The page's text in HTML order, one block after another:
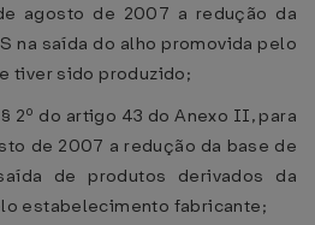
agosto de 2007 a redução da
na saída do alho promovida pelo
tiver sido produzido;
2º do artigo 43 do Anexo II, para
de 2007 a redução da base de
de produtos derivados da
estabelecimento fabricante;